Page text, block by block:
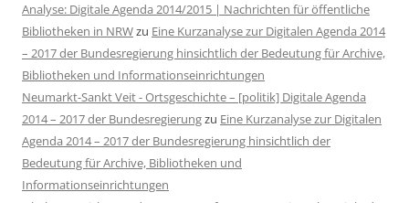
Analyse: Digitale Agenda 2014/2015 | Nachrichten für öffentliche
Bibliotheken in NRWzu Eine Kurzanalyse zur Digitalen Agenda 2014
– 2017 der Bundesregierung hinsichtlich der Bedeutung für Archive,
Bibliotheken und Informationseinrichtungen
Neumarkt-Sankt Veit - Ortsgeschichte – [politik] Digitale Agenda
2014 – 2017 der Bundesregierungzu Eine Kurzanalyse zur Digitalen
Agenda 2014 – 2017 der Bundesregierung hinsichtlich der
Bedeutung für Archive, Bibliotheken und
Informationseinrichtungen